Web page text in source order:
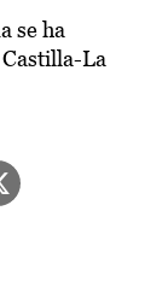
se ha
La